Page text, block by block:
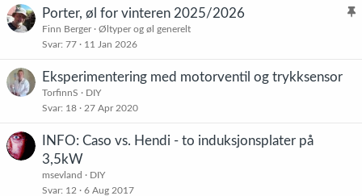
K
Porter, øl for vinteren 2025/2026
Finn Berger
Øltyper og øl generelt
Svar 77 11 Jan 2026
Eksperimentering med motorventil og trykksensor
TorfinnS
DIY
Svar 18 27 Apr 2020
INFO: Caso vs. Hendi - to induksjonsplater på
3,5kW
msevland
DIY
Svar 12 6 Aug 2017